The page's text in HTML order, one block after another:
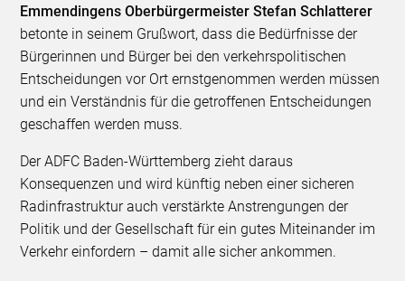
Emmendingens Oberbürgermeister Stefan Schlatterer
betonte in seinem Grußwort, dass die Bedürfnisse der
Bürgerinnen und Bürger bei den verkehrspolitischen
Entscheidungen vor Ort ernstgenommen werden müssen
und ein Verständnis für die getroffenen Entscheidungen
geschaffen werden muss.
Der ADFC Baden-Württemberg zieht daraus
Konsequenzen und wird künftig neben einer sicheren
Radinfrastruktur auch verstärkte Anstrengungen der
Politik und der Gesellschaft für ein gutes Miteinander im
Verkehr einfordern – damit alle sicher ankommen.